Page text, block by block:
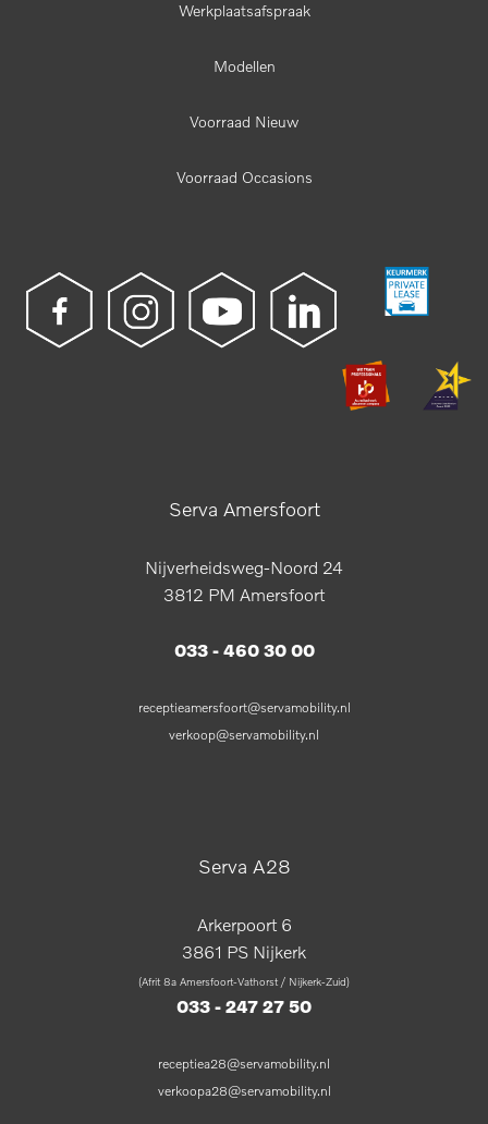
Werkplaatsafspraak
Modellen
Voorraad Nieuw
Voorraad Occasions
Serva Amersfoort
Nijverheidsweg-Noord 24
3812 PM Amersfoort
033 - 460 30 00
receptieamersfoort@servamobility.nl
verkoop@servamobility.nl
Serva A28
Arkerpoort 6
3861 PS Nijkerk
(Afrit 8a Amersfoort-Vathorst / Nijkerk-Zuid)
033 - 247 27 50
receptiea28@servamobility.nl
verkoopa28@servamobility.nl